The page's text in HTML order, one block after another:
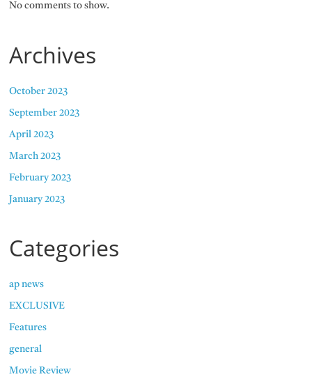
No comments to show.
Archives
October 2023
September 2023
April 2023
March 2023
February 2023
January 2023
Categories
ap news
EXCLUSIVE
Features
general
Movie Review